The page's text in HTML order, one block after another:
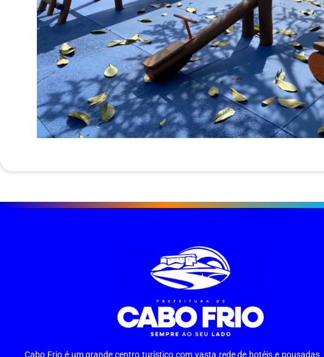
Cabo Frio é um grande centro turístico com vasta rede de hotéis e pousadas